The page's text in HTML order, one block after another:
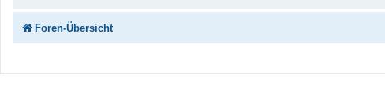
Foren-Übersicht